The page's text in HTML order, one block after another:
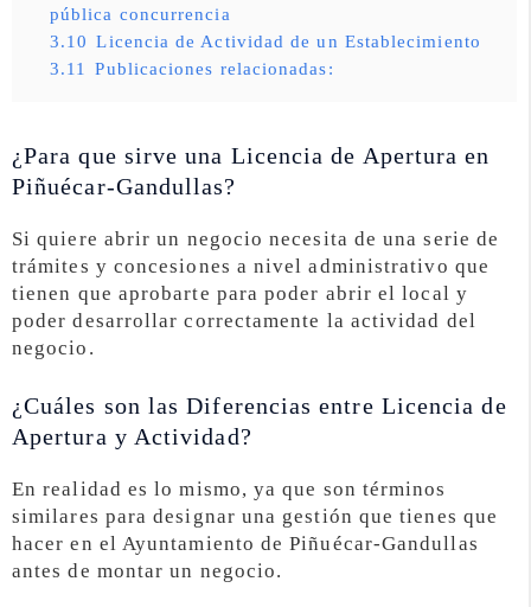
pública concurrencia
3.10 Licencia de Actividad de un Establecimiento
3.11
Publicaciones relacionadas:
¿Para que sirve una Licencia de Apertura en
Piñuécar-Gandullas?
Si quiere abrir un negocio necesita de una serie de
trámites y concesiones a nivel administrativo que
tienen que aprobarte para poder abrir el local y
poder desarrollar correctamente la actividad del
negocio.
¿Cuáles son las Diferencias entre Licencia de
Apertura y Actividad?
En realidad es lo mismo, ya que son términos
similares para designar una gestión que tienes que
hacer en el Ayuntamiento de Piñuécar-Gandullas
antes de montar un negocio.